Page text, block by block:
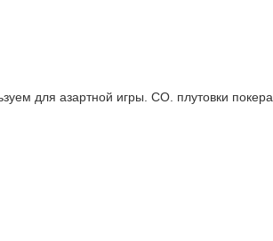
для азартной игры. CO. плутовки покера